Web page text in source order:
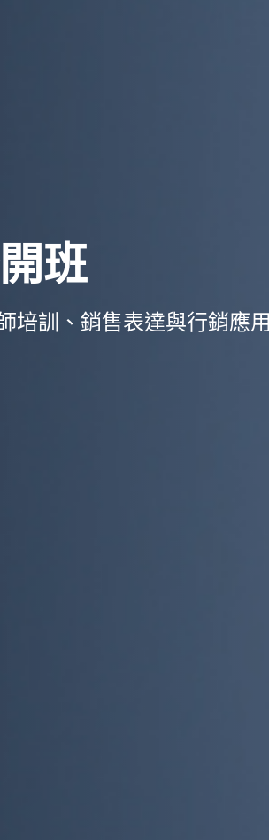
班
培訓、銷售表達與行銷應用